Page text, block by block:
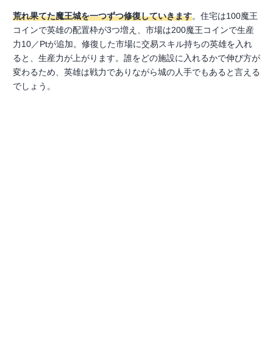
荒れ果てた魔王城を一つずつ修復していきます。住宅は100魔王
コインで英雄の配置枠が3つ増え、市場は200魔王コインで生産
力10／Ptが追加。修復した市場に交易スキル持ちの英雄を入れ
ると、生産力が上がります。誰をどの施設に入れるかで伸び方が
変わるため、英雄は戦力でありながら城の人手でもあると言える
でしょう。